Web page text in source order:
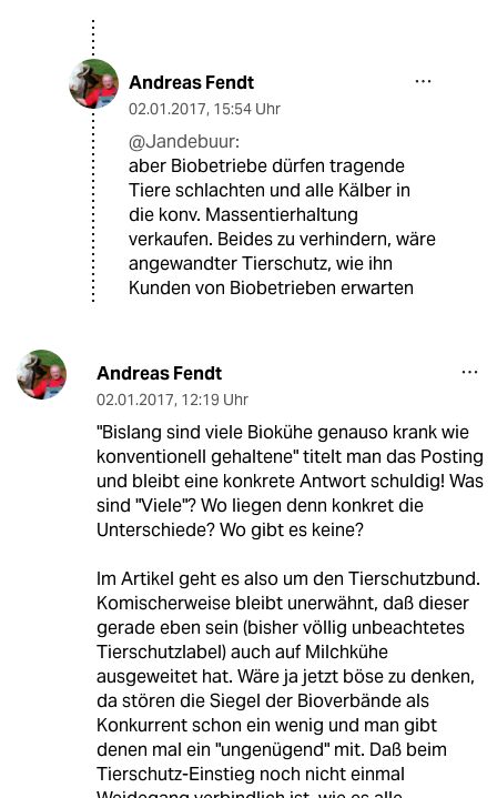
Andreas Fendt
02.01.2017, 15:54 Uhr
@Jandebuur:
aber Biobetriebe dürfen tragende
Tiere schlachten und alle Kälber in
die konv. Massentierhaltung
verkaufen. Beides zu verhindern, wäre
angewandter Tierschutz, wie ihn
Kunden von Biobetrieben erwarten
Andreas Fendt
02.01.2017, 12:19 Uhr
"Bislang sind viele Biokühe genauso krank wie
konventionell gehaltene" titelt man das Posting
und bleibt eine konkrete Antwort schuldig! Was
sind "Viele"? Wo liegen denn konkret die
Unterschiede? Wo gibt es keine?
Im Artikel geht es also um den Tierschutzbund.
Komischerweise bleibt unerwähnt, daß dieser
gerade eben sein (bisher völlig unbeachtetes
Tierschutzlabel) auch auf Milchkühe
ausgeweitet hat. Wäre ja jetzt böse zu denken,
da stören die Siegel der Bioverbände als
Konkurrent schon ein wenig und man gibt
denen mal ein "ungenügend" mit. Daß beim
Tierschutz-Einstieg noch nicht einmal